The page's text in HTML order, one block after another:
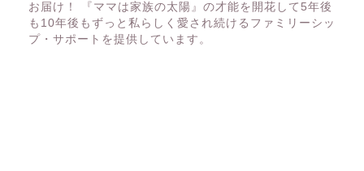
お届け！ 『ママは家族の太陽』の才能を開花して5年後
も10年後もずっと私らしく愛され続けるファミリーシッ
プ・サポートを提供しています。